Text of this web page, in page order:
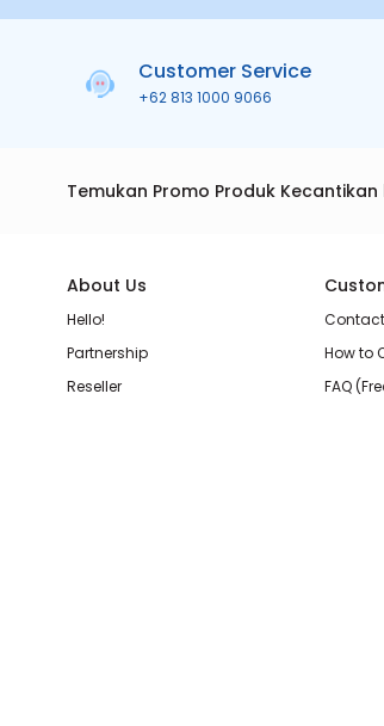
Customer Service
+62 813 1000 9066
Temukan Promo Produk
About Us
Hello!
Partnership
Reseller
How to
FAQ